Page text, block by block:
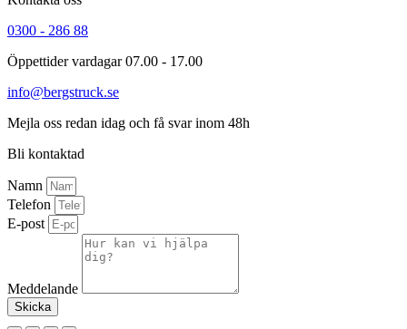
0300 - 286 88
Öppettider vardagar 07.00 - 17.00
info@bergstruck.se
Mejla oss redan idag och få svar inom 48h
Bli kontaktad
Namn
Telefon
E-post
Meddelande
Skicka